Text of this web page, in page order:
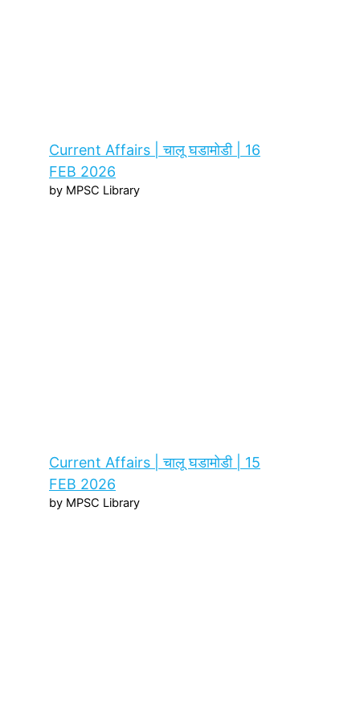
Current Affairs | चालू घडामोडी | 16
FEB 2026
by MPSC Library
Current Affairs | चालू घडामोडी | 15
FEB 2026
by MPSC Library